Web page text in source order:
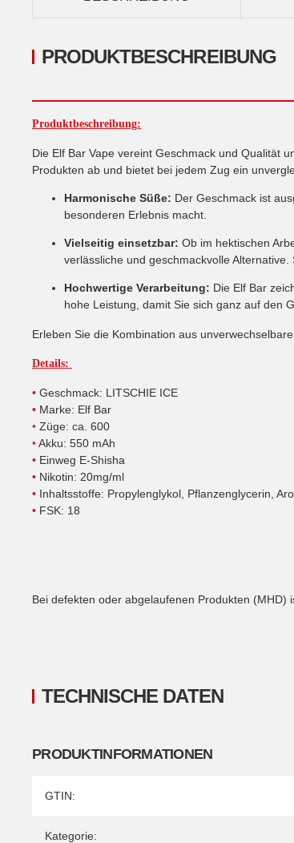
TECHNISCHE DATEN
PRODUKTINFORMATIONEN
Produkteigenschaft
Wert
GTIN:
Kategorie:
PRODUKTBESCHREIBUNG
Produktbeschreibung:
Die Elf Bar Vape vereint Geschmack und Qualität
Produkten ab und bietet bei jedem Zug ein
Harmonische Süße: Der Geschmack ist
besonderen Erlebnis macht.
Vielseitig einsetzbar: Ob im hektischen
verlässliche und geschmackvolle
Hochwertige Verarbeitung: Die Elf Bar
hohe Leistung, damit Sie sich ganz auf den
Erleben Sie die Kombination aus
Details:
• Geschmack: LITSCHIE ICE
• Marke: Elf Bar
• Züge: ca. 600
•Akku: 550 mAh
• Einweg E-Shisha
• Nikotin: 20mg/ml
• Inhaltsstoffe: Propylenglykol, Pflanzenglycerin,
• FSK: 18
Bei defekten oder abgelaufenen Produkten